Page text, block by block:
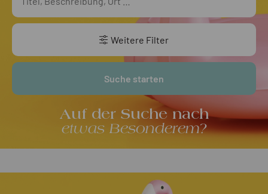
Auf der Suche nach
etwas Besonderem?
Weitere Filter
Suche starten